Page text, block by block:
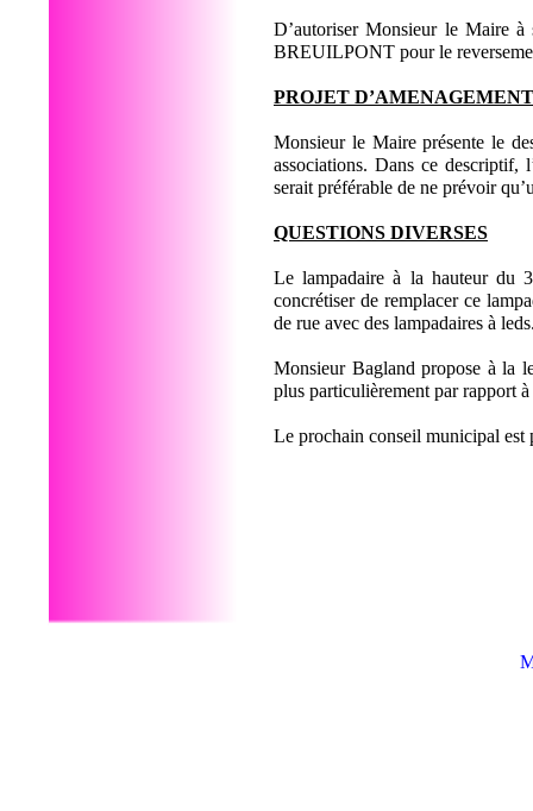
D’autoriser Monsieur le Maire
BREUILPONT pour le
PROJET
Monsieur le Maire présente le
associations. Dans ce descriptif,
serait préférable de ne prévoir
QUESTIONS DIVERSES
Le lampadaire à la hauteur du
concrétiser de remplacer ce
de rue avec des lampadaires à
Monsieur Bagland propose à la
plus particulièrement par rapport
Le prochain conseil municipal